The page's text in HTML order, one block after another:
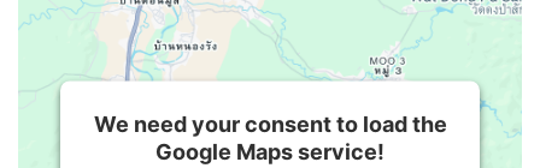
We need your consent to load the
Google Maps service!